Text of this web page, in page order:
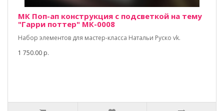
МК Поп-ап конструкция с подсветкой на тему
"Гарри поттер" МК-0008
Набор элементов для мастер-класса Натальи Руско vk.
1 750.00 р.